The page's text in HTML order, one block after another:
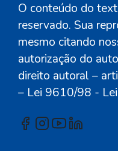
O conteúdo do
reservado. Sua
mesmo citando
autorização do
direito autoral –
– Lei 9610/98 -